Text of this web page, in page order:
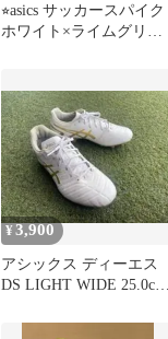
⭐︎asics サッカースパイク
ホワイト×ライムグリー
¥3,900
アシックス ディーエス
DS LIGHT WIDE 25.0cm